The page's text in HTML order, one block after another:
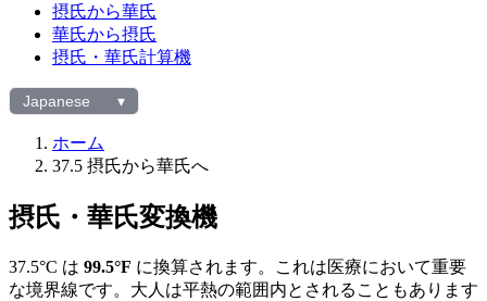
摂氏から華氏
華氏から摂氏
摂氏・華氏計算機
言
択
Japanese ▾
ホーム
37.5 摂氏から華氏へ
摂氏・華氏変換機
37.5°C は 99.5°F に換算されます。これは医療において重要
な境界線です。大人は平熱の範囲内とされることもあります